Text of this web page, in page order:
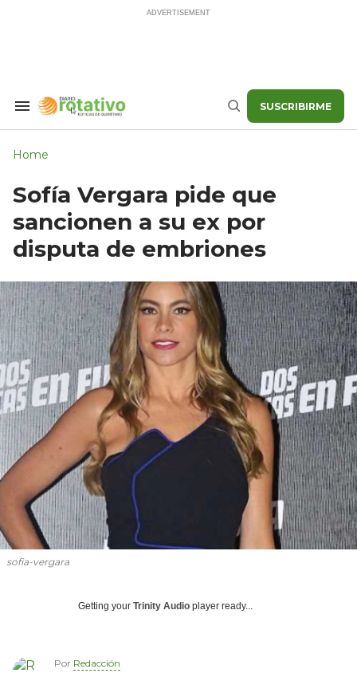
Search
Buscar SUSCRIBIRME
Home
Sofía Vergara pide que
sancionen a su ex por
disputa de embriones
sofia-vergara
Getting your Trinity Audio player ready...
Por Redacción